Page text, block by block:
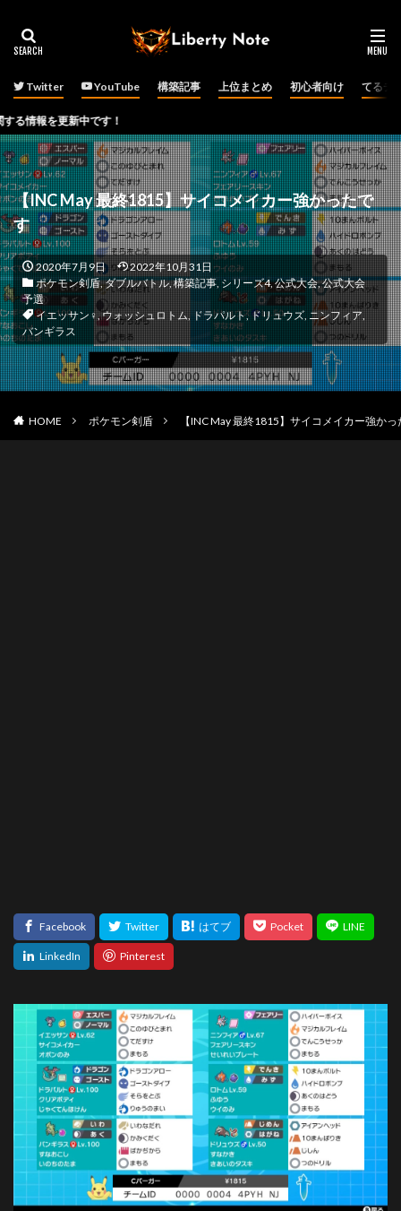
Twitter YouTube 構築記事 上位まとめ 初心者向け てるチ
です！
【INC May 最終1815】サイコメイカー強かったで
す
2020年7月9日
2022年10月31日
ポケモン剣盾,ダブルバトル,構築記事,シリーズ4,公式大会,公式大会
予選
イエッサン♀,ウォッシュロトム, ドラパルト, ドリュウズ, ニンフィア,
バンギラス
HOME ポケモン剣盾 【INC May 最終1815】サイコメイカー強か